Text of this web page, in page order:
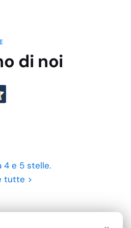
di noi
4 e 5 stelle.
tutte >